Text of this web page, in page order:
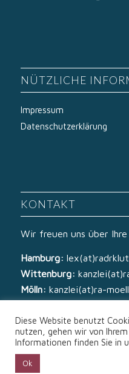
NÜTZLICHE
Impressum
Datenschutzerklärung
KONTAKT
Wir freuen uns über
Hamburg:
Wittenburg:
Mölln: kanzlei(at)ra-
Diese Website benutzt
nutzen, gehen wir von
Informationen finden Sie in
Ok